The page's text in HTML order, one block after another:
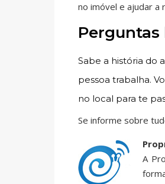
no imóvel e ajudar a
Perguntas
Sabe a história do
pessoa trabalha.
no local para te
Se informe sobre
A